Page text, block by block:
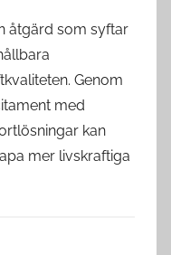
åtgärd som syftar
Genom
med
kan
mer livskraftiga